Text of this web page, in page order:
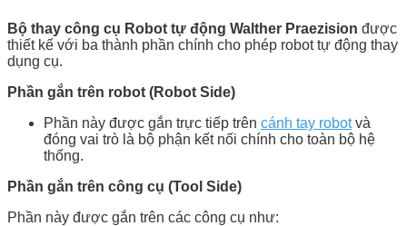
Bộ thay công cụ Robot tự động Walther Praezision được
thiết kế với ba thành phần chính cho phép robot tự động thay
dụng cụ.
Phần gắn trên robot (Robot Side)
Phần này được gắn trực tiếp trên cánh tay robotvà
đóng vai trò là bộ phận kết nối chính cho toàn bộ hệ
thống.
Phần gắn trên công cụ (Tool Side)
Phần này được gắn trên các công cụ như: